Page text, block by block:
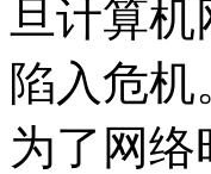
旦计算
陷入危
为了网络